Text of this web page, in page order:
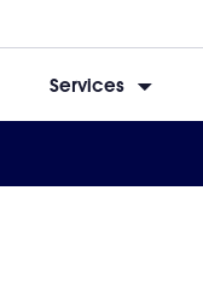
Services